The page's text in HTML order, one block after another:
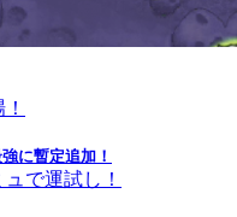
に暫定追加！
で運試し！